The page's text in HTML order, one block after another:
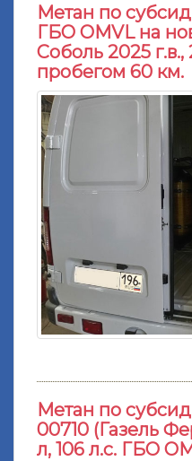
Метан по
ГБО OMVL на
Cоболь 2025 г.в.,
пробегом 60 км.
Метан по
00710 (Газель
л, 106 л.с. ГБО